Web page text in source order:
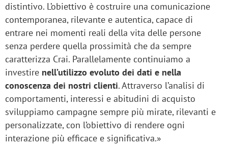
distintivo. L’obiettivo è costruire una comunicazione
contemporanea, rilevante e autentica, capace di
entrare nei momenti reali della vita delle persone
senza perdere quella prossimità che da sempre
caratterizza Crai. Parallelamente continuiamo a
investire nell’utilizzo evoluto dei dati e nella
conoscenza dei nostri clienti. Attraverso l’analisi di
comportamenti, interessi e abitudini di acquisto
sviluppiamo campagne sempre più mirate, rilevanti e
personalizzate, con l’obiettivo di rendere ogni
interazione più efficace e significativa.»